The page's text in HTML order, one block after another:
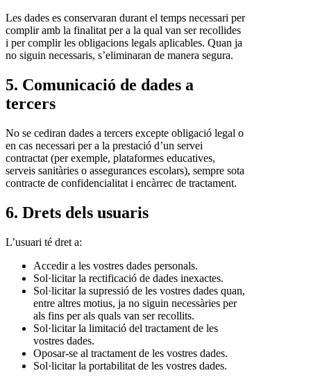
Les dades es conservaran durant el temps necessari per
complir amb la finalitat per a la qual van ser recollides
i per complir les obligacions legals aplicables. Quan ja
no siguin necessaris, s’eliminaran de manera segura.
5. Comunicació de dades a
tercers
No se cediran dades a tercers excepte obligació legal o
en cas necessari per a la prestació d’un servei
contractat (per exemple, plataformes educatives,
serveis sanitàries o assegurances escolars), sempre sota
contracte de confidencialitat i encàrrec de tractament.
6. Drets dels usuaris
L’usuari té dret a:
Accedir a les vostres dades personals.
Sol·licitar la rectificació de dades inexactes.
Sol·licitar la supressió de les vostres dades quan,
entre altres motius, ja no siguin necessàries per
als fins per als quals van ser recollits.
Sol·licitar la limitació del tractament de les
vostres dades.
Oposar-se al tractament de les vostres dades.
Sol·licitar la portabilitat de les vostres dades.